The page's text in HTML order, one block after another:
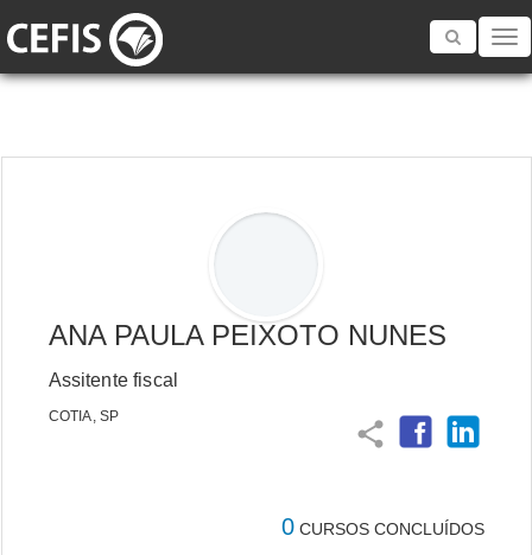
Toggle
ANA PAULA PEIXOTO NUNES
Assitente fiscal
COTIA, SP
share
0 CURSOS CONCLUÍDOS